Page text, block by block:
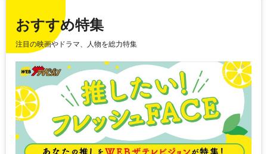
おすすめ特集
注目の映画やドラマ、人物を総力特集